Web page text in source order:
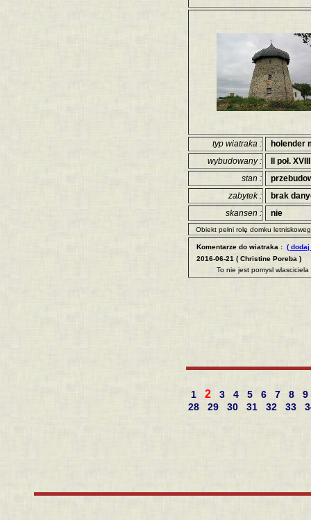
typ wiatraka :
holender
wybudowany :
II poł.
stan :
zabytek :
brak
skansen :
nie
Obiekt pełni rolę domku
Komentarze do wiatraka : (
2016-06-21 ( Christine Poreba )
To nie jest pomysl
1 2 3 4 5 6 7 8
9
28
29 30 31 32 33